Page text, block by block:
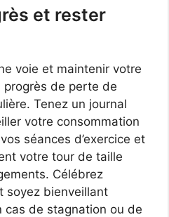
et rester
voie et maintenir votre
progrès de perte de
Tenez un journal
votre consommation
séances d’exercice et
votre tour de taille
Célébrez
soyez bienveillant
cas de stagnation ou de